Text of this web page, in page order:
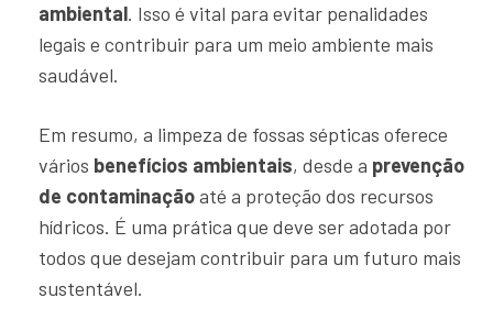
ambiental. Isso é vital para evitar penalidades
legais e contribuir para um meio ambiente mais
saudável.
Em resumo, a limpeza de fossas sépticas oferece
vários benefícios ambientais, desde a prevenção
de contaminaçãoaté a proteção dos recursos
hídricos. É uma prática que deve ser adotada por
todos que desejam contribuir para um futuro mais
sustentável.